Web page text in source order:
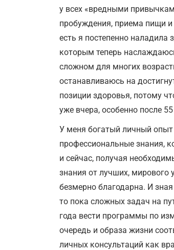
у всех «вредными
пробуждения, приема пищи
есть я постепенно наладила
которым теперь
сложном для многих
останавливаюсь на
позиции здоровья, потому
уже вчера, особенно после 55
У меня богатый личный опыт
профессиональные знания,
и сейчас, получая
знания от лучших, мирового
безмерно благодарна. И
то пока сложных задач на
года вести программы по
очередь и образа жизни
личных консультаций как